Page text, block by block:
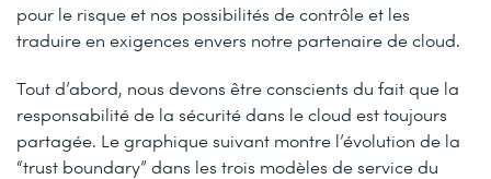
pour le risque et nos possibilités de contrôle et les
traduire en exigences envers notre partenaire de cloud.
Tout d’abord, nous devons être conscients du fait que la
responsabilité de la sécurité dans le cloud est toujours
partagée. Le graphique suivant montre l’évolution de la
“trust boundary” dans les trois modèles de service du